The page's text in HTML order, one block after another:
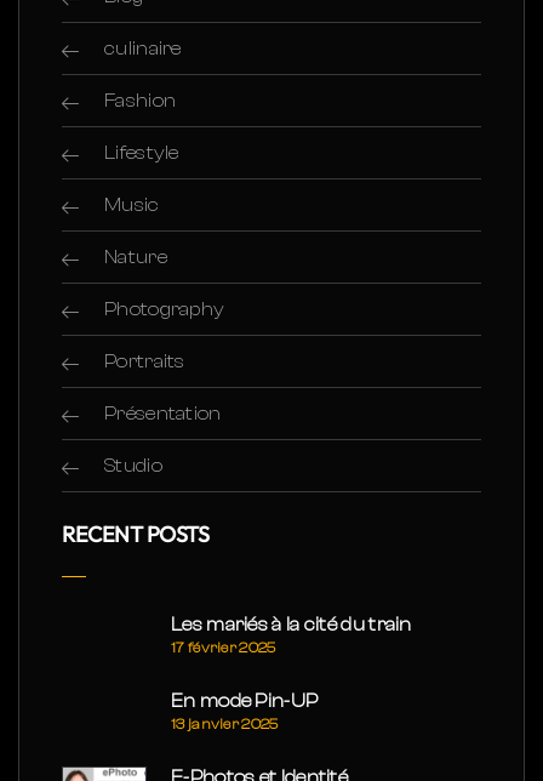
culinaire
Fashion
Lifestyle
Music
Nature
Photography
Portraits
Présentation
Studio
RECENT POSTS
Les mariés à la cité du train
17 février 2025
En mode Pin-UP
13 janvier 2025